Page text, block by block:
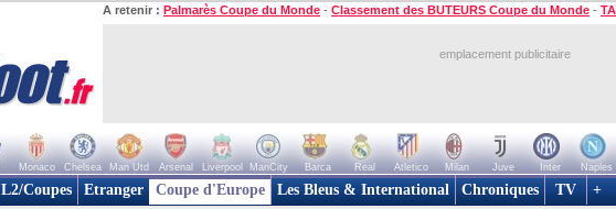
A retenir : Palmarès Coupe du Monde - Classement des BUTEURS Coupe du Monde -
emplacement publicitaire
Monaco Chelsea Man Utd Arsenal Liverpool ManCity Barca Real Atletico Milan Juve Inter Naples
L2/Coupes Etranger Coupe d'Europe Les Bleus & International Chroniques TV +